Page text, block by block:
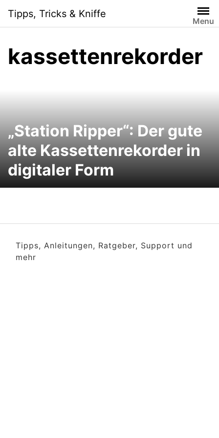
content
Tipps, Tricks & Kniffe
Menu
kassettenrekorder
„Station Ripper“: Der gute
alte Kassettenrekorder in
digitaler Form
Tipps, Anleitungen, Ratgeber, Support und
mehr